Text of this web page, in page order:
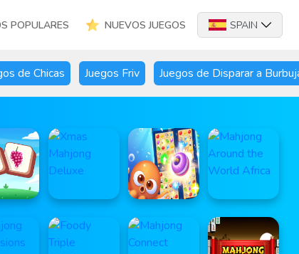
POPULARES NUEVOS JUEGOS SPAIN
de Chicas Juegos Friv Juegos de Disparar a